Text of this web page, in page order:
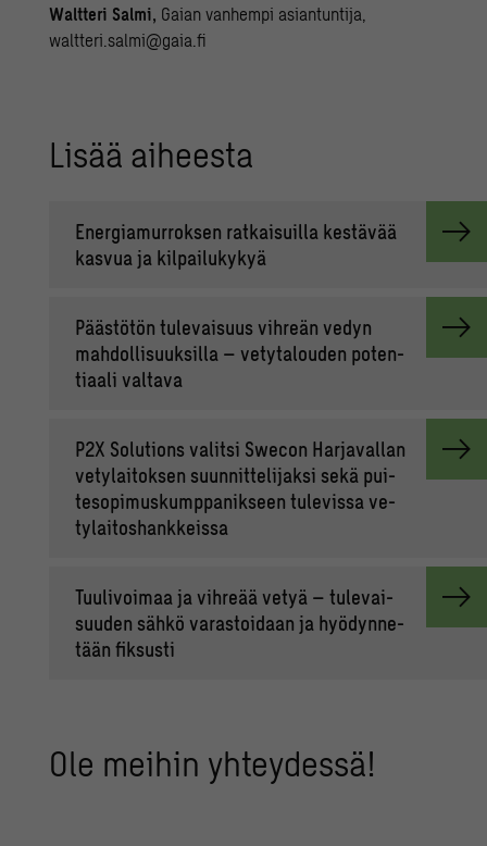
Waltteri Salmi, Gaian vanhempi asiantuntija,
waltteri.salmi@gaia.fi
Lisää ai­hees­ta
Ener­gia­mur­rok­sen rat­kai­suil­la kes­tä­vää
kas­vua ja kil­pai­lu­ky­kyä
Pääs­tö­tön tu­le­vai­suus vih­reän vedyn
mah­dol­li­suuk­sil­la – ve­ty­ta­lou­den po­ten­
ti­aa­li val­ta­va
P2X So­lu­tions va­lit­si Swecon Har­ja­val­lan
ve­ty­lai­tok­sen suun­nit­te­li­jak­si sekä pui­
te­so­pi­mus­kump­pa­nik­seen tu­le­vis­sa ve­
ty­lai­tos­hank­keis­sa
Tuu­li­voi­maa ja vih­re­ää vetyä – tu­le­vai­
suu­den sähkö va­ras­toi­daan ja hyö­dyn­ne­
tään fik­sus­ti
Ole mei­hin yh­tey­des­sä!